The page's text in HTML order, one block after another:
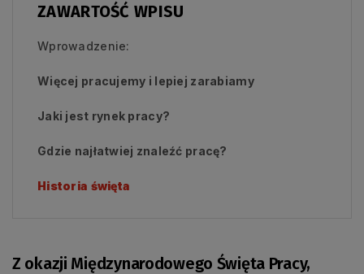
ZAWARTOŚĆ WPISU
Wprowadzenie:
Więcej pracujemy i lepiej zarabiamy
Jaki jest rynek pracy?
Gdzie najłatwiej znaleźć pracę?
Historia święta
Z okazji Międzynarodowego Święta Pracy,